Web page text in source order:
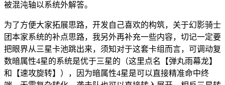
被混沌轴以系统外解答。
为了方便大家拓展思路，开发自己喜欢的构筑，关于幻影骑士
团本家系统的补点思路，我另外再补充一些内容，切记一定要
把眼界从三星卡池跳出来，须知对于这套卡组而言，可调动复
数暗属性4星的系统是优于三星的（这里点名【弹丸雨幕龙】
和【速攻旋转】），因为暗属性4星是可以直接精准命中终